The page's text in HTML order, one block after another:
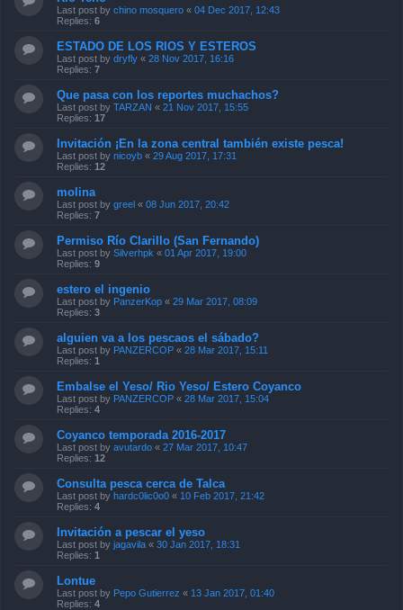
Last post by chino mosquero « 04 Dec 2017, 12:43
Replies: 6
ESTADO DE LOS RIOS Y ESTEROS
Last post by dryfly « 28 Nov 2017, 16:16
Replies: 7
Que pasa con los reportes muchachos?
Last post by TARZAN « 21 Nov 2017, 15:55
Replies: 17
Invitación ¡En la zona central también existe pesca!
Last post by nicoyb « 29 Aug 2017, 17:31
Replies: 12
molina
Last post by greel « 08 Jun 2017, 20:42
Replies: 7
Permiso Río Clarillo (San Fernando)
Last post by Silverhpk « 01 Apr 2017, 19:00
Replies: 9
estero el ingenio
Last post by PanzerKop « 29 Mar 2017, 08:09
Replies: 3
alguien va a los pescaos el sábado?
Last post by PANZERCOP « 28 Mar 2017, 15:11
Replies: 1
Embalse el Yeso/ Rio Yeso/ Estero Coyanco
Last post by PANZERCOP « 28 Mar 2017, 15:04
Replies: 4
Coyanco temporada 2016-2017
Last post by avutardo « 27 Mar 2017, 10:47
Replies: 12
Consulta pesca cerca de Talca
Last post by hardc0lic0o0 « 10 Feb 2017, 21:42
Replies: 4
Invitación a pescar el yeso
Last post by jagavila « 30 Jan 2017, 18:31
Replies: 1
Lontue
Last post by Pepo Gutierrez « 13 Jan 2017, 01:40
Replies: 4